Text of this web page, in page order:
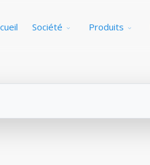
Société Produits